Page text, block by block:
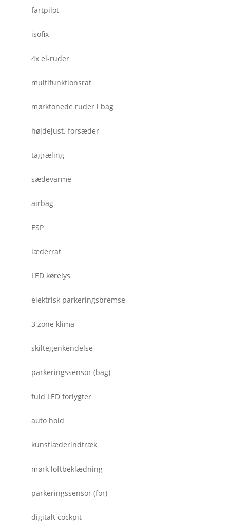
fartpilot
isofix
4x el-ruder
multifunktionsrat
mørktonede ruder i bag
højdejust. forsæder
tagræling
sædevarme
airbag
ESP
læderrat
LED kørelys
elektrisk parkeringsbremse
3 zone klima
skiltegenkendelse
parkeringssensor (bag)
fuld LED forlygter
auto hold
kunstlæderindtræk
mørk loftbeklædning
parkeringssensor (for)
digitalt cockpit